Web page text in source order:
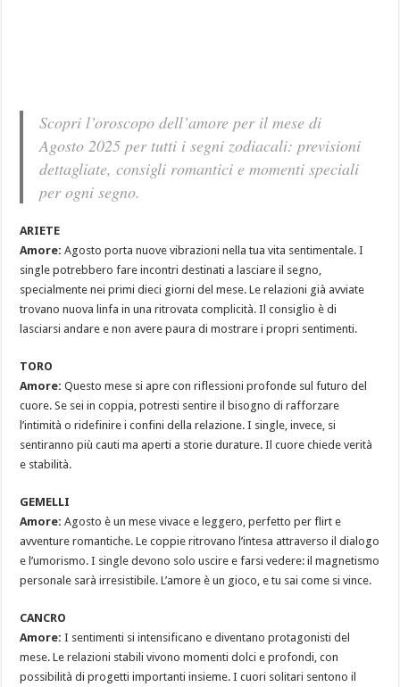
Scopri l’oroscopo dell’amore per il mese di
Agosto 2025 per tutti i segni zodiacali: previsioni
dettagliate, consigli romantici e momenti speciali
per ogni segno.
ARIETE
Amore: Agosto porta nuove vibrazioni nella tua vita sentimentale. I
single potrebbero fare incontri destinati a lasciare il segno,
specialmente nei primi dieci giorni del mese. Le relazioni già avviate
trovano nuova linfa in una ritrovata complicità. Il consiglio è di
lasciarsi andare e non avere paura di mostrare i propri sentimenti.
TORO
Amore: Questo mese si apre con riflessioni profonde sul futuro del
cuore. Se sei in coppia, potresti sentire il bisogno di rafforzare
l’intimità o ridefinire i confini della relazione. I single, invece, si
sentiranno più cauti ma aperti a storie durature. Il cuore chiede verità
e stabilità.
GEMELLI
Amore: Agosto è un mese vivace e leggero, perfetto per flirt e
avventure romantiche. Le coppie ritrovano l’intesa attraverso il dialogo
e l’umorismo. I single devono solo uscire e farsi vedere: il magnetismo
personale sarà irresistibile. L’amore è un gioco, e tu sai come si vince.
CANCRO
Amore: I sentimenti si intensificano e diventano protagonisti del
mese. Le relazioni stabili vivono momenti dolci e profondi, con
possibilità di progetti importanti insieme. I cuori solitari sentono il